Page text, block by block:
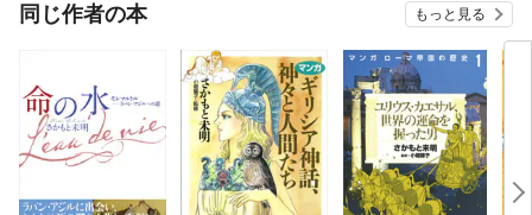
同じ作者の本 もっと見る